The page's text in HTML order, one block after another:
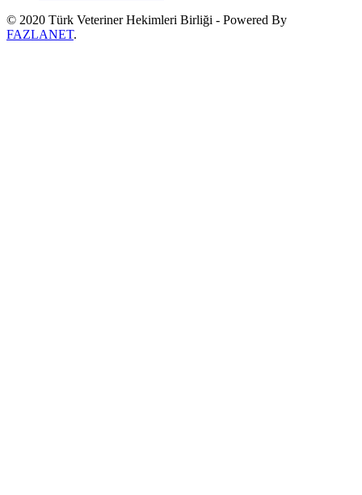
© 2020 Türk Veteriner Hekimleri Birliği - Powered By
FAZLANET.